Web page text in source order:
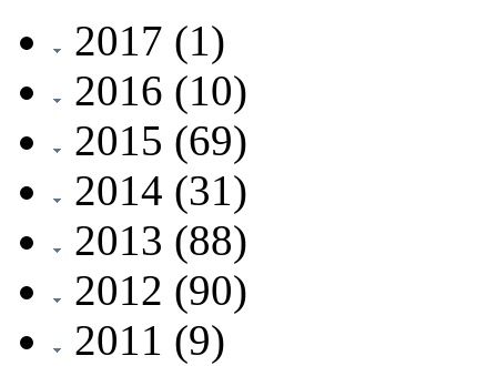
2017 (1)
2016 (10)
2015 (69)
2014 (31)
2013 (88)
2012 (90)
2011 (9)